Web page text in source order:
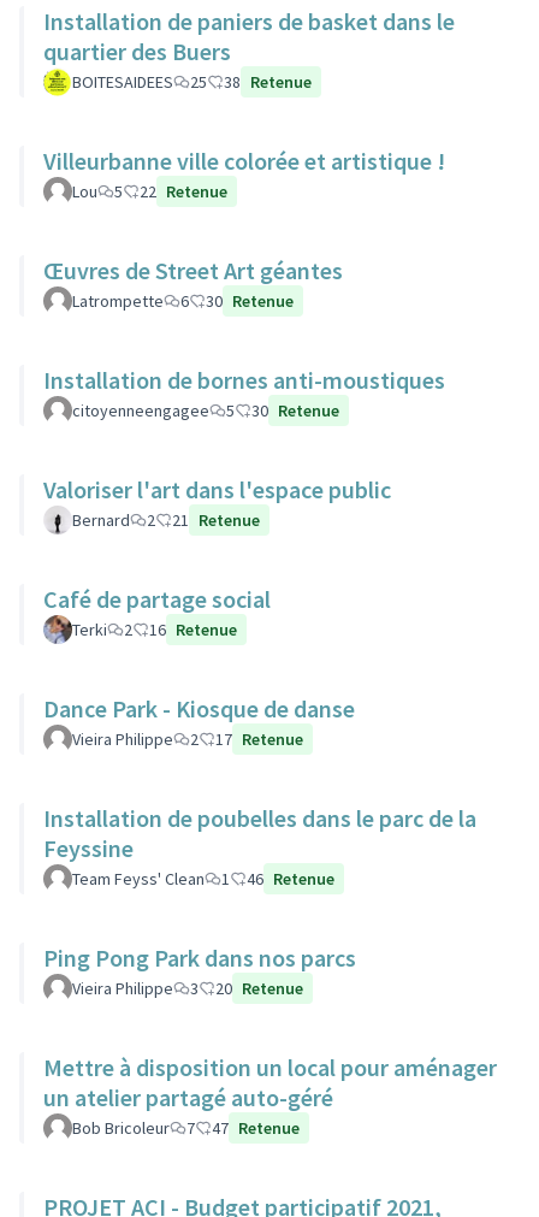
Installation de paniers de basket dans le
quartier des Buers
BOITESAIDEES 25 38 Retenue
Villeurbanne ville colorée et artistique !
Lou 5 22 Retenue
Œuvres de Street Art géantes
Latrompette 6 30 Retenue
Installation de bornes anti-moustiques
citoyenneengagee 5 30 Retenue
Valoriser l'art dans l'espace public
Bernard 2 21 Retenue
Café de partage social
Terki 2 16 Retenue
Dance Park - Kiosque de danse
Vieira Philippe 2 17 Retenue
Installation de poubelles dans le parc de la
Feyssine
Team Feyss' Clean 1 46 Retenue
Ping Pong Park dans nos parcs
Vieira Philippe 3 20 Retenue
Mettre à disposition un local pour aménager
un atelier partagé auto-géré
Bob Bricoleur 7 47 Retenue
PROJET ACI - Budget participatif 2021,